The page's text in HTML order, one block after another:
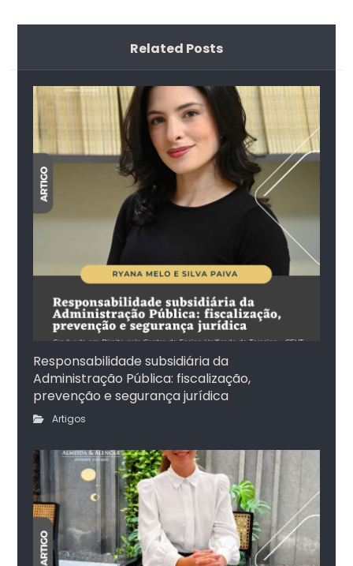
Related Posts
Responsabilidade subsidiária da
Administração Pública: fiscalização,
prevenção e segurança jurídica
Artigos